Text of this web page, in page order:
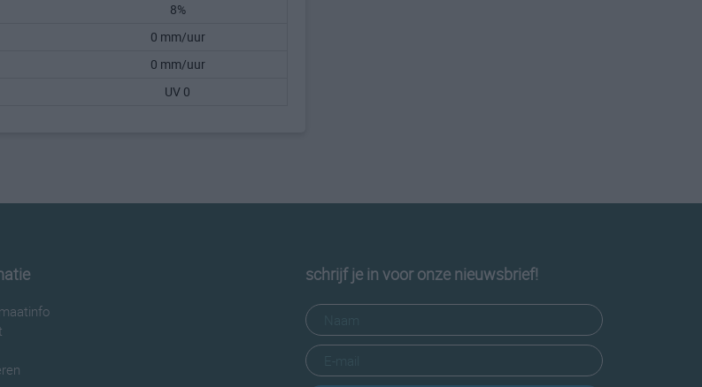
8%
0 mm/uur
0 mm/uur
UV 0
schrijf je in voor onze nieuwsbrief!